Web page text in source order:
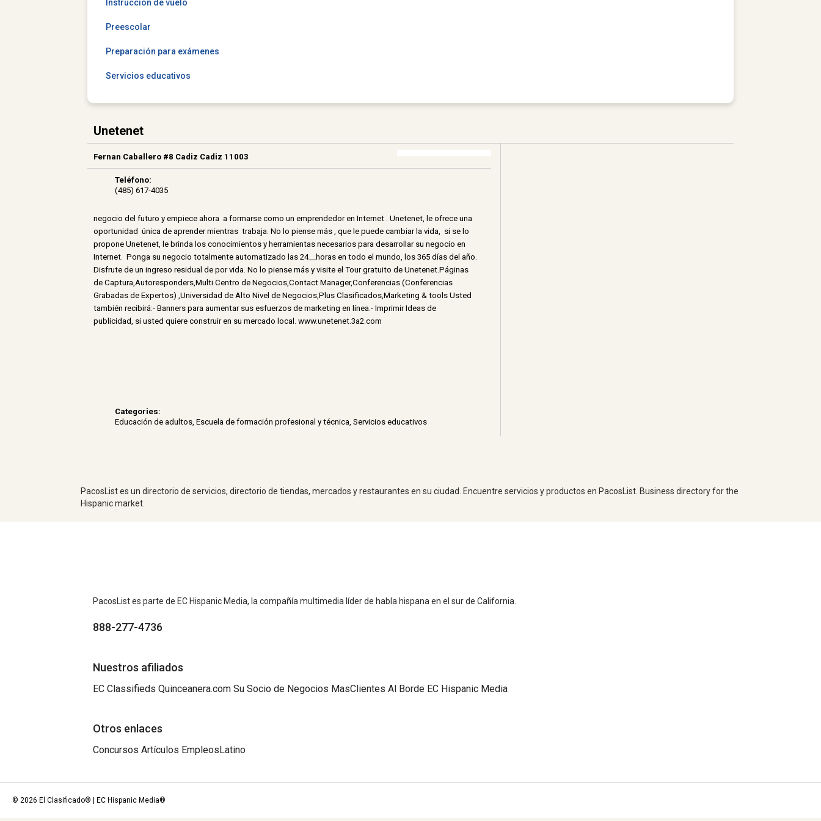
Instrucción de vuelo
Preescolar
Preparación para exámenes
Servicios educativos
Unetenet
Fernan Caballero #8 Cadiz Cadiz 11003
Teléfono:
(485) 617-4035
negocio del futuro y empiece ahora a formarse como un emprendedor en Internet . Unetenet, le ofrece una
oportunidad única de aprender mientras trabaja. No lo piense más , que le puede cambiar la vida, si se lo
propone Unetenet, le brinda los conocimientos y herramientas necesarios para desarrollar su negocio en
Internet. Ponga su negocio totalmente automatizado las 24__horas en todo el mundo, los 365 días del año.
Disfrute de un ingreso residual de por vida. No lo piense más y visite el Tour gratuito de Unetenet.Páginas
de Captura,Autoresponders,Multi Centro de Negocios,Contact Manager,Conferencias (Conferencias
Grabadas de Expertos) ,Universidad de Alto Nivel de Negocios,Plus Clasificados,Marketing & tools Usted
también recibirá:- Banners para aumentar sus esfuerzos de marketing en línea.- Imprimir Ideas de
publicidad, si usted quiere construir en su mercado local. www.unetenet.3a2.com
Categories:
Educación de adultos, Escuela de formación profesional y técnica, Servicios educativos
PacosList es un directorio de servicios, directorio de tiendas, mercados y restaurantes en su ciudad. Encuentre servicios y productos en PacosList. Business directory for the
Hispanic market.
PacosList es parte de EC Hispanic Media, la compañía multimedia líder de habla hispana en el sur de California.
888-277-4736
Nuestros afiliados
EC Classifieds Quinceanera.com Su Socio de Negocios MasClientes Al Borde EC Hispanic Media
Otros enlaces
Concursos Artículos EmpleosLatino
© 2026 El Clasificado® | EC Hispanic Media®